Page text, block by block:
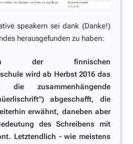
speakern sei dank (Danke!)
herausgefunden zu haben:
der finnischen
wird ab Herbst 2016 das
die zusammenhängende
abgeschafft, die
erwähnt, daneben aber
des Schreibens mit
Letztendlich - wie meistens